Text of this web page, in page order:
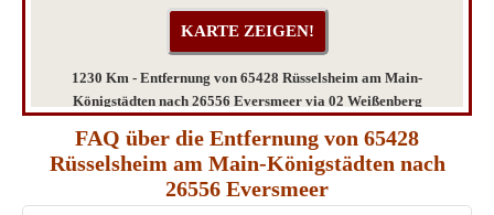
1230 Km - Entfernung von 65428 Rüsselsheim am Main-
Königstädten nach 26556 Eversmeer via 02 Weißenberg
FAQ über die Entfernung von 65428
Rüsselsheim am Main-Königstädten nach
26556 Eversmeer